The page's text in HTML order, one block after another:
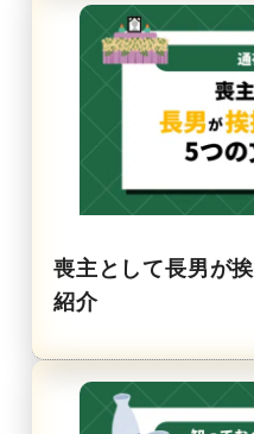
喪主として長男が
紹介